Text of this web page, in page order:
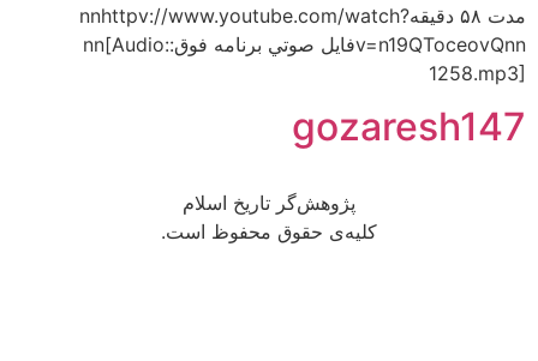
مدت ۵۸ دقيقهnnhttpv://www.youtube.com/watch?
v=n19QToceovQnnفايل صوتي برنامه فوق:nn[Audio:
1258.mp3]
gozaresh147
پژوهش‌گر تاریخ اسلام
کلیه‌ی حقوق محفوظ است.